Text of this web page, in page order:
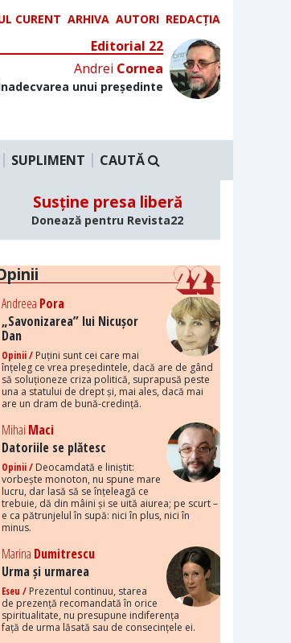
CURENT ARHIVA AUTORI REDACȚIA
Editorial 22
Andrei Cornea
unui președinte
SUPLIMENT CAUTĂ
Susține presa liberă
Donează pentru Revista22
Andreea Pora
„Savonizarea” lui Nicușor
Dan
Opinii /Puțini sunt cei care mai
înțeleg ce vrea președintele, dacă are de gând
să soluționeze criza politică, suprapusă peste
una a statului de drept și, mai ales, dacă mai
are un dram de bună-credință.
Mihai Maci
Datoriile se plătesc
Opinii /Deocamdată e liniștit:
vorbește monoton, nu spune mare
lucru, dar lasă să se înțeleagă ce
trebuie, dă din mâini și se uită aiurea; pe scurt –
e ca pătrunjelul în supă: nici în plus, nici în
minus.
Marina Dumitrescu
Urma și urmarea
Eseu /Prezentul continuu, starea
de prezență recomandată în orice
spiritualitate, nu presupune indiferența
față de urma lăsată sau de consecințele ei.